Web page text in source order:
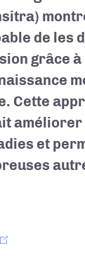
de les
grâce à
Cette
améliorer
et